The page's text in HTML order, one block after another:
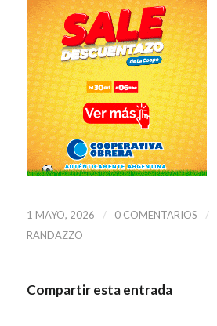
1 MAYO, 2026 / 0 COMENTARIOS /
RANDAZZO
Compartir esta entrada